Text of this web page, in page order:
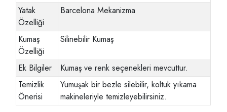
Yatak
Özelliği
Barcelona Mekanizma
Kumaş
Özelliği
Silinebilir Kumaş
Ek Bilgiler
Kumaş ve renk seçenekleri mevcuttur.
Temizlik
Önerisi
Yumuşak bir bezle silebilir, koltuk yıkama
makineleriyle temizleyebilirsiniz.